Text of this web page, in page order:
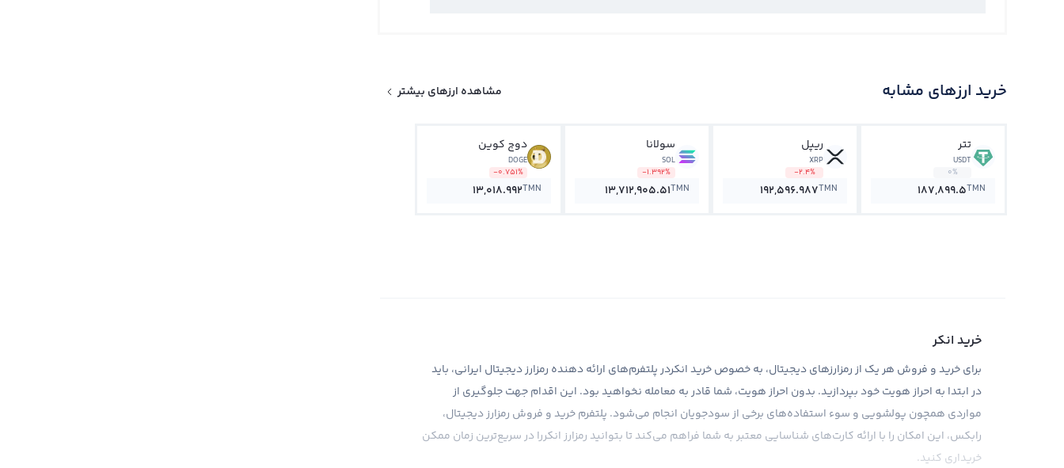
خرید ارزهای مشابه مشاهده ارزهای بیشتر
تتر
USDT
0%
187,899.5TMN
ریپل
XRP
-2.4%
192,596.987TMN
سولانا
SOL
-1.392%
13,712,905.51TMN
دوج کوین
DOGE
-0.751%
13,018.992TMN
خرید انکر
برای خرید و فروش هر یک از رمزارزهای دیجیتال، به خصوص خرید انکردر پلتفرم‌های ارائه دهنده رمزارز دیجیتال ایرانی، باید
در ابتدا به احراز هویت خود بپردازید. بدون احراز هویت، شما قادر به معامله نخواهید بود. این اقدام جهت جلوگیری از
مواردی همچون پولشویی و سوء استفاده‌های برخی از سودجویان انجام می‌شود. پلتفرم خرید و فروش رمزارز دیجیتال،
رابکس، این امکان را با ارائه کارت‌های شناسایی معتبر به شما فراهم می‌کند تا بتوانید رمزارز انکررا در سریع‌ترین زمان ممکن
خریداری کنید.